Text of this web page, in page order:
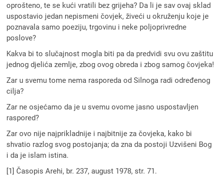
oprošteno, te se kući vratili bez grijeha? Da li je sav ovaj sklad
uspostavio jedan nepismeni čovjek, živeći u okruženju koje je
poznavala samo poeziju, trgovinu i neke poljoprivredne
poslove?
Kakva bi to slučajnost mogla biti pa da predvidi svu ovu zaštitu
jednog djelića zemlje, zbog ovog obreda i zbog samog čovjeka!
Zar u svemu tome nema rasporeda od Silnoga radi određenog
cilja?
Zar ne osjećamo da je u svemu ovome jasno uspostavljen
raspored?
Zar ovo nije najprikladnije i najbitnije za čovjeka, kako bi
shvatio razlog svog postojanja; da zna da postoji Uzvišeni Bog
i da je islam istina.
[1] Časopis Arehi, br. 237, august 1978, str. 71.